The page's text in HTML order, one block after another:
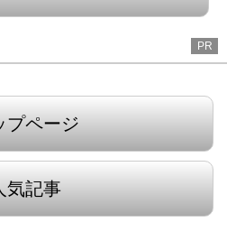
PR
プページ
気記事